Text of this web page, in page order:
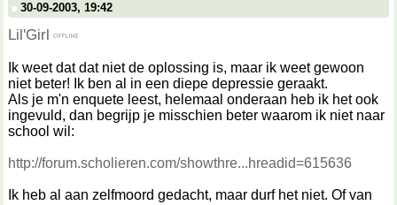
30-09-2003, 19:42
Lil'Girl
Ik weet dat dat niet de oplossing is, maar ik weet gewoon
niet beter! Ik ben al in een diepe depressie geraakt.
Als je m'n enquete leest, helemaal onderaan heb ik het ook
ingevuld, dan begrijp je misschien beter waarom ik niet naar
school wil:
http://forum.scholieren.com/showthre...hreadid=615636
Ik heb al aan zelfmoord gedacht, maar durf het niet. Of van